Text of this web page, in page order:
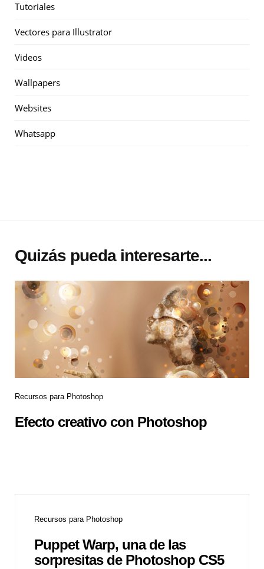
Tutoriales
Vectores para Illustrator
Videos
Wallpapers
Websites
Whatsapp
Quizás pueda interesarte...
Recursos para Photoshop
Efecto creativo con Photoshop
Recursos para Photoshop
Puppet Warp, una de las
sorpresitas de Photoshop CS5